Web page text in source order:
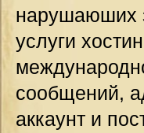
нарушаюших
услуги
сообщений,
аккаунт и